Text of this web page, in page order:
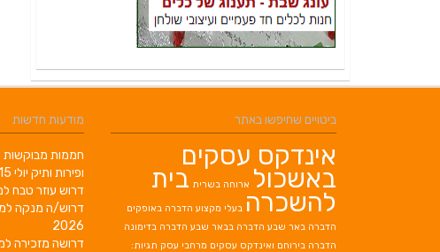
מודעות חדשות
חממות מבוקשות
ופירות ותיק יולי 15, 2026
דרוש עוזר טבח
דרוש/ה מנקה
2026
דרושה מזכירה
ביטויים שחיפשו באתר
אינדקס עסקים
באשכול ארוחה בשרית בית
להשכרה בעלי מקצוע הדברה באופקים
הדברה באר שבע הדברה בבאר שבע הדברה בדימונה
הדברה בירוחם ואינדקס עסקים מרחבי עסק תגיות: